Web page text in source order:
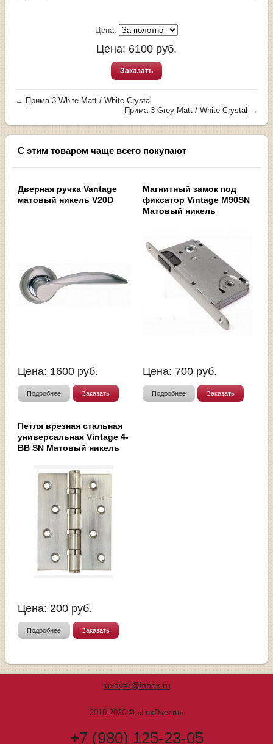
Цена:
Цена: 6100 руб.
Заказать
← Прима-3 White Matt / White Сrystal
Прима-3 Grey Matt / White Сrystal →
С этим товаром чаще всего покупают
Дверная ручка Vantage
матовый никель V20D
Цена: 1600 руб.
Подробнее Заказать
Магнитный замок под
фиксатор Vintage M90SN
Матовый никель
Цена: 700 руб.
Подробнее Заказать
Петля врезная стальная
универсальная Vintage 4-
BB SN Матовый никель
Цена: 200 руб.
Подробнее Заказать
luxdver@inbox.ru
2010-2026 © «LuxDver.ru»
+7 (980) 125-23-05